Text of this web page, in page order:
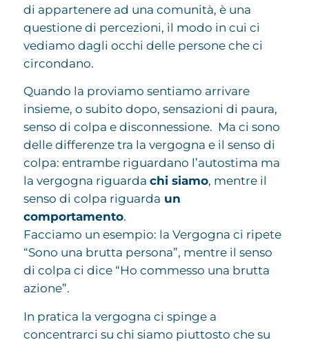
di appartenere ad una comunità, è una
questione di percezioni, il modo in cui ci
vediamo dagli occhi delle persone che ci
circondano.
Quando la proviamo sentiamo arrivare
insieme, o subito dopo, sensazioni di paura,
senso di colpa e disconnessione. Ma ci sono
delle differenze tra la vergogna e il senso di
colpa: entrambe riguardano l’autostima ma
la vergogna riguarda chi siamo, mentre il
senso di colpa riguarda un
comportamento.
Facciamo un esempio: la Vergogna ci ripete
“Sono una brutta persona”, mentre il senso
di colpa ci dice “Ho commesso una brutta
azione”.
In pratica la vergogna ci spinge a
concentrarci su chi siamo piuttosto che su